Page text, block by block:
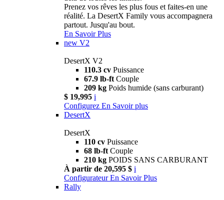
Prenez vos rêves les plus fous et faites-en une
réalité. La DesertX Family vous accompagnera
partout. Jusqu'au bout.
En Savoir Plus
new V2
DesertX V2
110.3 cv Puissance
67.9 lb-ft Couple
209 kg Poids humide (sans carburant)
$ 19,995 i
Configurez En Savoir plus
DesertX
DesertX
110 cv Puissance
68 lb-ft Couple
210 kg POIDS SANS CARBURANT
À partir de 20,595 $ i
Configurateur En Savoir Plus
Rally